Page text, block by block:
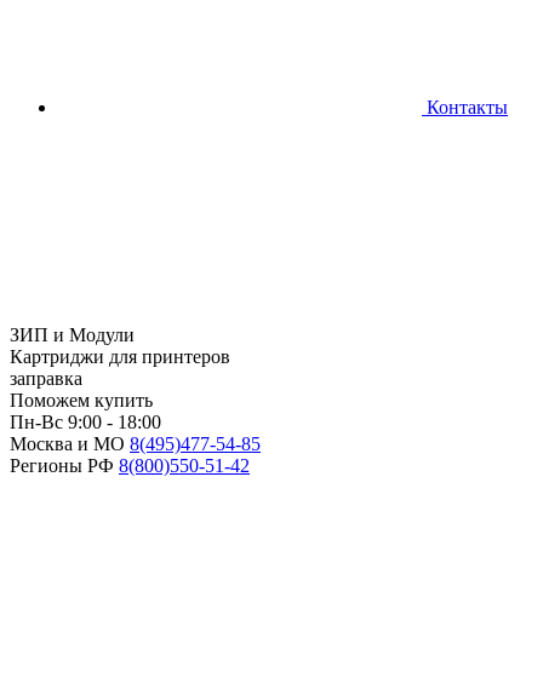
Контакты
ЗИП и Модули
Картриджи для принтеров
заправка
Поможем купить
Пн-Вс 9:00 - 18:00
Москва и МО 8(495)477-54-85
Регионы РФ 8(800)550-51-42